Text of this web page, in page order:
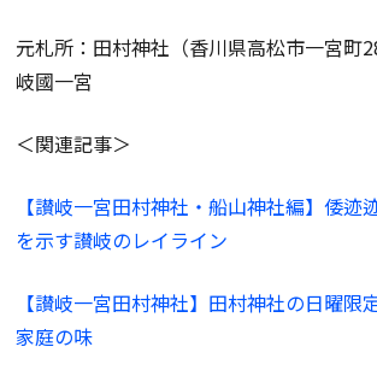
元札所：田村神社（香川県高松市一宮町
岐國一宮
＜関連記事＞
【讃岐一宮田村神社・船山神社編】倭迹
を示す讃岐のレイライン
【讃岐一宮田村神社】田村神社の日曜限
家庭の味